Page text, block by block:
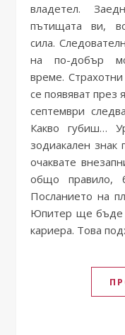
владетел.
пътищата ви,
сила.
на по-добър
време.
се появяват през
септември
Какво губиш…
зодиакален знак
очаквате
общо правило,
Посланието на
Юпитер ще бъде
кариера. Това